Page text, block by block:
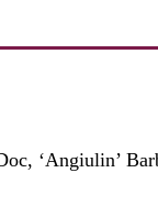
‘Angiulin’